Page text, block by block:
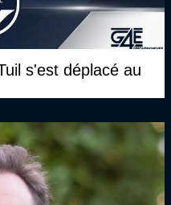
s'est déplacé au